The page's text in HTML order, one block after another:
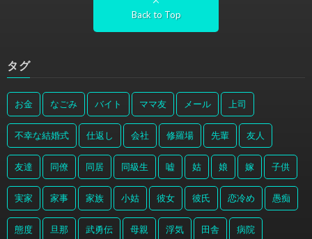
Back to Top
タグ
お金 なごみ バイト ママ友 メール 上司
不幸な結婚式 仕返し 会社 修羅場 先輩 友人
友達 同僚 同居 同級生 嘘 姑 娘 嫁 子供
実家 家事 家族 小姑 彼女 彼氏 恋冷め 愚痴
態度 旦那 武勇伝 母親 浮気 田舎 病院